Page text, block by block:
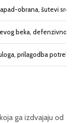
obrana, šutevi
beka, defenzivno
prilagodba
ga izdvajaju od